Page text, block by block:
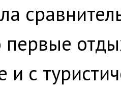
первые
и с